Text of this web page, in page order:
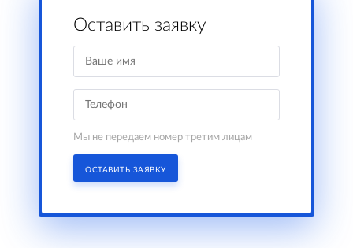
Оставить заявку
Мы не передаем номер третим лицам
ОСТАВИТЬ ЗАЯВКУ